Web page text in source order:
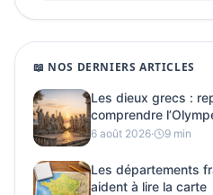
📖 NOS DERNIERS ARTICLES
Les dieux grecs :
comprendre
6 août 2026· 9 min
Les départements
aident à lire la carte